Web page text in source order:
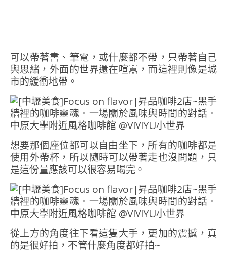
可以帶著書、筆電，或什麼都不帶，只帶著自己
與思緒，外面的世界還在喧囂，而這裡則像是城
市的緩衝地帶。
想要那個座位都可以自由坐下，所有的咖啡都是
使用外帶杯，所以隨時可以帶著走也沒問題，只
是這份量應該可以很容易喝完。
從上方的角度往下看這隻大手，更加的震撼，真
的是很好拍，不管什麼角度都好拍~